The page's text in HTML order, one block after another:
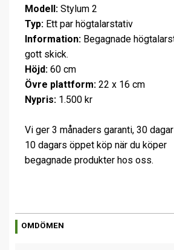
Modell: Stylum 2
Typ: Ett par högtalarstativ
Information: Begagnade
gott skick.
Höjd: 60 cm
Övre plattform: 22 x 16 cm
Nypris: 1.500 kr
Vi ger 3 månaders garanti, 30
10 dagars öppet köp när du köper
begagnade produkter hos oss.
OMDÖMEN